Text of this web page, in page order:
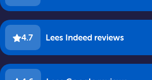
4.7 Lees Indeed reviews